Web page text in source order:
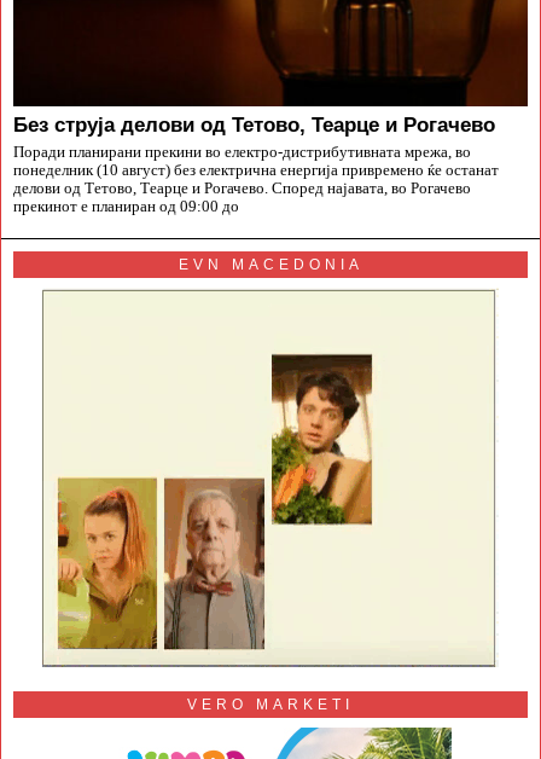
Без струја делови од Тетово, Теарце и Рогачево
Поради планирани прекини во електро-дистрибутивната мрежа, во
понеделник (10 август) без електрична енергија привремено ќе останат
делови од Тетово, Теарце и Рогачево. Според најавата, во Рогачево
прекинот е планиран од 09:00 до
EVN MACEDONIA
VERO MARKETI